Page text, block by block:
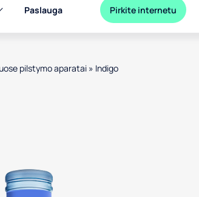
Paslauga Pirkite internetu
pilstymo aparatai » Indigo
images, or tab to the next interactive